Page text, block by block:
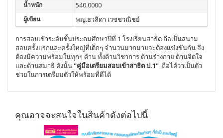
น้ำหนัก 540.0000
ผู้เขียน พญ.ธวลิดา เวชชวณิชย์
การสอบเข้าระดับชั้นประถมศึกษาปีที่ 1 โรงเรียนสาธิต ถือเป็นสนาม
สอบครั้งแรกและครั้งใหญ่ที่เด็กๆ จำนวนมากมายจะต้องแข่งขันกัน จึง
ต้องมีความพร้อมในทุกๆ ด้าน ทั้งด้านวิชาการ ด้านร่างกาย ด้านจิตใจ
และด้านสมาธิ ดังนั้น"คู่มือเตรียมสอบเข้าสาธิต ป.1" ถือได้ว่าเป็นตัว
ช่วยในการเตรียมตัวให้พร้อมที่ดีได้
คุณอาจจะสนใจในสินค้าดังต่อไปนี้